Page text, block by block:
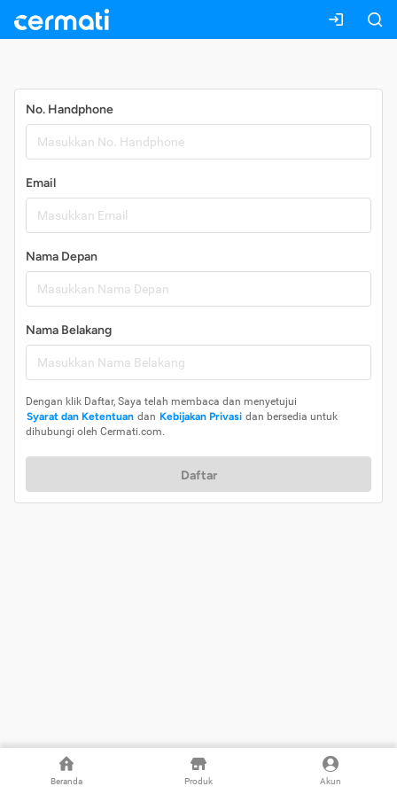
Beranda Produk Akun
No. Handphone
Email
Nama Depan
Nama Belakang
Dengan klik Daftar, Saya telah membaca dan menyetujui
Syarat dan Ketentuan dan Kebijakan Privasi dan bersedia untuk
dihubungi oleh Cermati.com.
Daftar